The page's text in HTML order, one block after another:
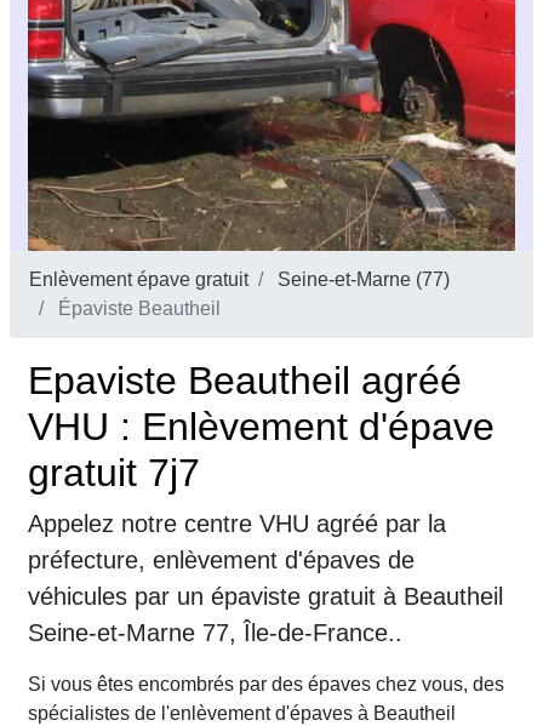
Enlèvement épave gratuit
Seine-et-Marne (77)
Épaviste Beautheil
Epaviste Beautheil agréé
VHU : Enlèvement d'épave
gratuit 7j7
Appelez notre centre VHU agréé par la
préfecture, enlèvement d'épaves de
véhicules par un épaviste gratuit à Beautheil
Seine-et-Marne 77, Île-de-France..
Si vous êtes encombrés par des épaves chez vous, des
spécialistes de l'enlèvement d'épaves à Beautheil